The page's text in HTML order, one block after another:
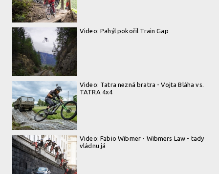
Video: Pahýl pokořil Train Gap
Video: Tatra nezná bratra - Vojta Bláha vs.
TATRA 4x4
Video: Fabio Wibmer - Wibmers Law - tady
vládnu já